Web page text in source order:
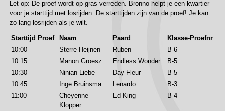
Let op: De proef wordt op gras verreden. Bronno helpt je een kwartier
voor je starttijd met losrijden. De starttijden zijn van de proef! Je kan
zo lang losrijden als je wilt.
Starttijd Proef Naam Paard
Klasse-Proefnr
10:00
Sterre Heijnen Ruben
B-6
10:15
Manon Groesz Endless Wonder
B-5
10:30
Ninian Liebe Day Fleur
B-5
10:45
Inge Bruinsma Lenardo
B-3
11:00
Cheyenne
Klopper
Ed King B-4